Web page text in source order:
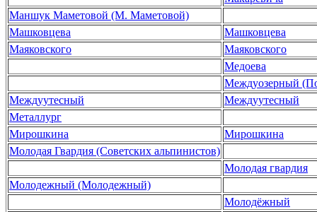
Маншук Маметовой (М. Маметовой)
Машковцева
Машковцева
Маяковского
Маяковского
Медоева
Междуозерный
Междуутесный
Междуутесный
Металлург
Мирошкина
Мирошкина
Молодая Гвардия (Советских альпинистов)
Молодая гвардия
Молодежный (Молодежный)
Молодёжный